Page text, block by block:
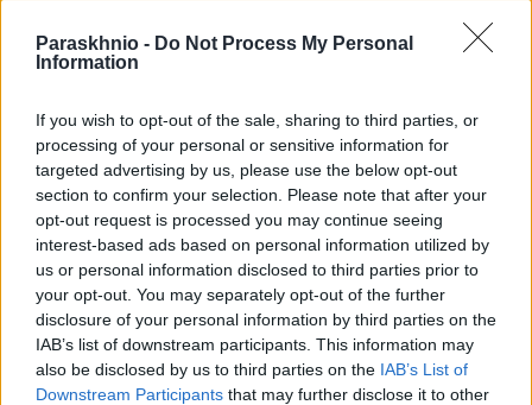
Paraskhnio - Do Not Process My Personal
Information
If you wish to opt-out of the sale, sharing to third parties, or
processing of your personal or sensitive information for
targeted advertising by us, please use the below opt-out
section to confirm your selection. Please note that after your
opt-out request is processed you may continue seeing
interest-based ads based on personal information utilized by
us or personal information disclosed to third parties prior to
your opt-out. You may separately opt-out of the further
disclosure of your personal information by third parties on the
IAB’s list of downstream participants. This information may
also be disclosed by us to third parties on the IAB’s List of
Downstream Participants that may further disclose it to other
Ξεκινά η πληρωμή της β’ δόσης για το επίδομα
παιδιού
GKOUSOULAS 29 ΜΑΪ́ΟΥ 2025